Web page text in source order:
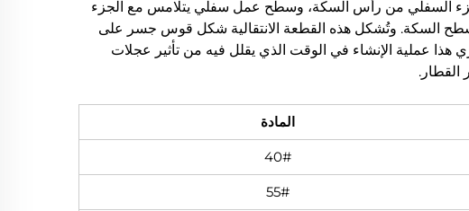
السفلي من رأس السكة، وسطح عمل سفلي يتلامس مع الجزء
سطح السكة. وتُشكل هذه القطعة الانتقالية شكل قوس جسر على
عملية الإنشاء في الوقت الذي يقلل فيه من تأثير عجلات
القطار.
المادة
40#
55#